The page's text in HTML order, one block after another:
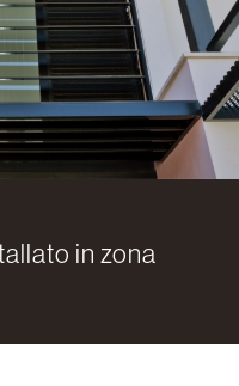
in zona